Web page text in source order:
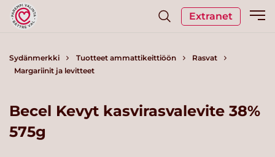
Extranet
Sydänmerkki Tuotteet ammattikeittiöön
Rasvat
Margariinit ja levitteet
Becel Kevyt kasvirasvalevite 38%
575g